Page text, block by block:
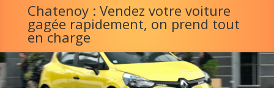
Chatenoy : Vendez votre voiture
gagée rapidement, on prend tout
en charge